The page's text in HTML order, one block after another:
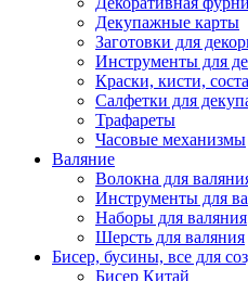
Декупажные карты
Заготовки для
Инструменты для
Краски, кисти,
Салфетки для
Трафареты
Часовые механизмы
Валяние
Волокна для
Инструменты для
Наборы для валяния
Шерсть для валяния
Бисер, бусины, все для
Бисер Китай